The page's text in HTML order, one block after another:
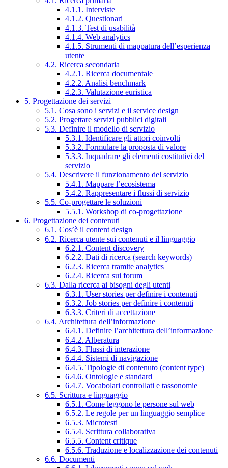
4.1.1. Interviste
4.1.2. Questionari
4.1.3. Test di usabilità
4.1.4. Web analytics
4.1.5. Strumenti di mappatura dell’esperienza
utente
4.2. Ricerca secondaria
4.2.1. Ricerca documentale
4.2.2. Analisi benchmark
4.2.3. Valutazione euristica
5. Progettazione dei servizi
5.1. Cosa sono i servizi e il service design
5.2. Progettare servizi pubblici digitali
5.3. Definire il modello di servizio
5.3.1. Identificare gli attori coinvolti
5.3.2. Formulare la proposta di valore
5.3.3. Inquadrare gli elementi costitutivi del
servizio
5.4. Descrivere il funzionamento del servizio
5.4.1. Mappare l’ecosistema
5.4.2. Rappresentare i flussi di servizio
5.5. Co-progettare le soluzioni
5.5.1. Workshop di co-progettazione
6. Progettazione dei contenuti
6.1. Cos’è il content design
6.2. Ricerca utente sui contenuti e il linguaggio
6.2.1. Content discovery
6.2.2. Dati di ricerca (search keywords)
6.2.3. Ricerca tramite analytics
6.2.4. Ricerca sui forum
6.3. Dalla ricerca ai bisogni degli utenti
6.3.1. User stories per definire i contenuti
6.3.2. Job stories per definire i contenuti
6.3.3. Criteri di accettazione
6.4. Architettura dell’informazione
6.4.1. Definire l’architettura dell’informazione
6.4.2. Alberatura
6.4.3. Flussi di interazione
6.4.4. Sistemi di navigazione
6.4.5. Tipologie di contenuto (content type)
6.4.6. Ontologie e standard
6.4.7. Vocabolari controllati e tassonomie
6.5. Scrittura e linguaggio
6.5.1. Come leggono le persone sul web
6.5.2. Le regole per un linguaggio semplice
6.5.3. Microtesti
6.5.4. Scrittura collaborativa
6.5.5. Content critique
6.5.6. Traduzione e localizzazione dei contenuti
6.6. Documenti